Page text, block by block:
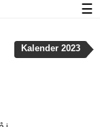
Kalender 2023
☰